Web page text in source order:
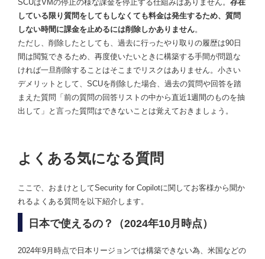
SCUはVMの停止の様な課金を停止する仕組みはありません。 存在
している限り質問をしてもしなくても料金は発生するため、質問
しない時間に課金を止めるには削除しかありません。
ただし、削除したとしても、過去に行ったやり取りの履歴は90日
間は閲覧できるため、再度使いたいときに構築する手間が問題な
ければ一旦削除することはそこまでリスクはありません。小さい
デメリットとして、SCUを削除した場合、過去の質問や回答を踏
まえた質問「前の質問の回答リストの中から直近1週間のものを抽
出して」と言った質問はできないことは覚えておきましょう。
よくある気になる質問
ここで、おまけとしてSecurity for Copilotに関してお客様から聞か
れるよくある質問を以下紹介します。
日本で使えるの？（2024年10月時点）
2024年9月時点で日本リージョンでは構築できない為、米国などの